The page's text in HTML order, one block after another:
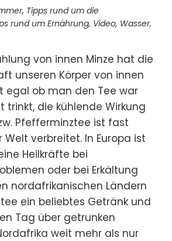
, Tipps rund um die
rund um Ernährung, Video, Wasser,
von innen Minze hat die
unseren Körper von innen
egal ob man den Tee war
trinkt, die kühlende Wirkung
Pfefferminztee ist fast
verbreitet. In Europa ist
Heilkräfte bei
oder bei Erkältung
nordafrikanischen Ländern
ein beliebtes Getränk und
Tag über getrunken
weit mehr als nur